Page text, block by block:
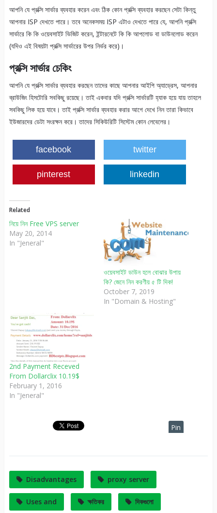
আপনি যে প্রক্সি সার্ভার ব্যবহার করেন এবং ঠিক কোন প্রক্সি ব্যবহার করছেন সেটা কিন্তু
আপনার ISP দেখতে পারে। তবে অনেকসময় ISP এটাও দেখতে পারে যে, আপনি প্রক্সি
সার্ভারে কি কি ওয়েবসাইট ভিজিট করেন, ইন্টারনেটে কি কি আপলোড বা ডাউনলোড করেন
(যদিও এই বিষয়টা প্রক্সি সার্ভারের উপর নির্ভর করে)।
প্রক্সি সার্ভার চেকিং
আপনি যে প্রক্সি সার্ভার ব্যবহার করছেন তাদের কাছে আপনার আইপি অ্যাড্রেস, আপনার
ব্রাউজিং হিসটোরি সবকিছু রয়েছে। তাই একবার যদি প্রক্সি সার্ভারটি হ্যাক হয়ে যায় তাহলে
সবকিছু লিক হয়ে যাবে। তাই প্রক্সি সার্ভার ব্যবহার করার আগে দেখে নিন তারা কিভাবে
ইউজারদের ডেটা সংরক্ষন করে। তাদের সিকিউরিটি সিস্টেম কোন লেবেলের।
facebook twitter
pinterest linkedin
Related
নিয়ে নিন Free VPS server
May 20, 2014
In "Jeneral"
ওয়েবসাইট ডাউন হলে বোঝার উপায়
কি? জেনে নিন করণীয় ৫ টি দিক!
October 7, 2019
In "Domain & Hosting"
2nd Payment Receved
From Dollarclix 10.19$
February 1, 2016
In "Jeneral"
Pin
Disadvantages proxy server
Uses and ক্ষতিকর দিকগুলো